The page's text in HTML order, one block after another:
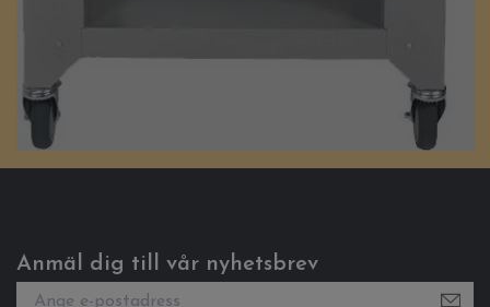
Anmäl dig till vår nyhetsbrev